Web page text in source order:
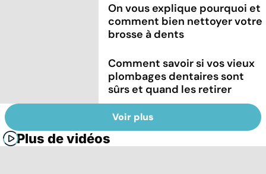
On vous explique pourquoi et
comment bien nettoyer votre
brosse à dents
Comment savoir si vos vieux
plombages dentaires sont
sûrs et quand les retirer
Voir plus
Plus de vidéos